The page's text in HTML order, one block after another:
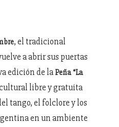
, el tradicional
a abrir sus puertas
edición de la Peña “La
libre y gratuita
tango, el folclore y los
en un ambiente